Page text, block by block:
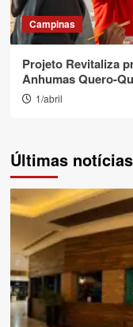
Campinas
Projeto Revitaliza
Anhumas Quero-
1/abril
Últimas notícias